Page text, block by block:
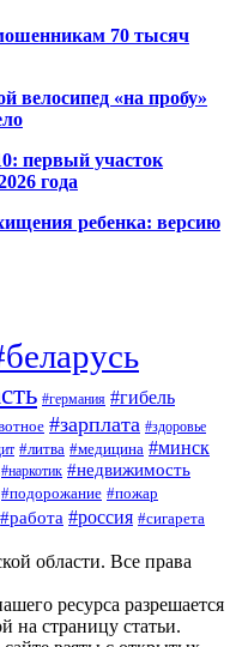
70 тысяч
велосипед «на пробу»
первый участок
года
ребенка: версию
#германия #гибель
#зарплата #здоровье
#литва #медицина #минск
#наркотик #недвижимость
#подорожание #пожар
#работа #россия #сигарета
области. Все права
ресурса разрешается
на страницу статьи.